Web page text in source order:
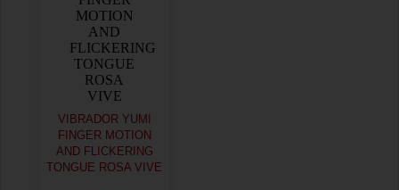
VIBRADOR YUMI
FINGER MOTION
AND FLICKERING
TONGUE ROSA VIVE